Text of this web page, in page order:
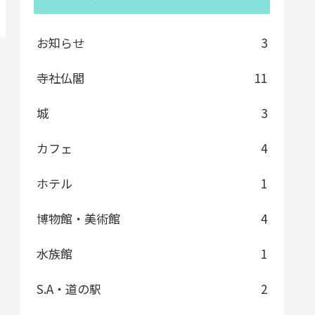
お知らせ
3
寺社仏閣
11
城
3
カフェ
4
ホテル
1
博物館・美術館
4
水族館
1
S.A・道の駅
2